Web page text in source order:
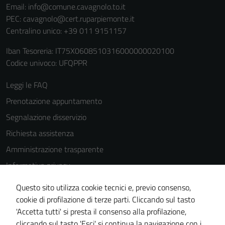
Email: info@comune.cavagnolo.to.it
PEC: cavagnolo@cert.ruparpiemonte.it
Centralino unico: +39 011 9151157
Iban Tesoreria: IT75X0608510316000000020100
Codice univoco: UFQPPR
Leggi le FAQ
Prenotazione appuntamento
Segnalazione disservizio
Richiesta assistenza
Amministrazione trasparente
Informativa privacy
Cookie Policy
Note legali
Dichiarazione di accessibilità
Questo sito utilizza cookie tecnici e, previo consenso,
cookie di profilazione di terze parti. Cliccando sul tasto
'Accetta tutti' si presta il consenso alla profilazione,